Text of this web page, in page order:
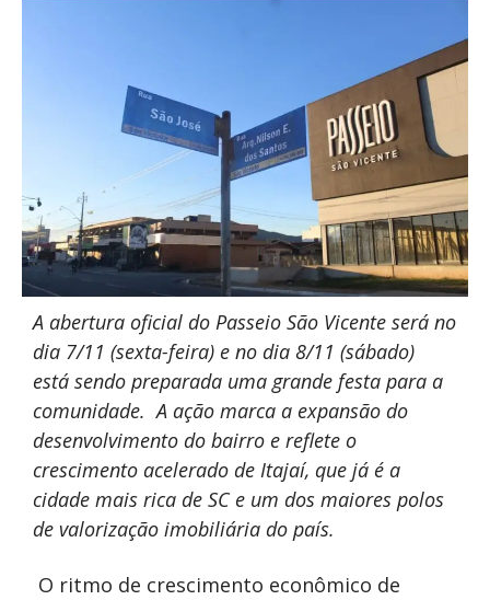
A abertura oficial do Passeio São Vicente será no
dia 7/11 (sexta-feira) e no dia 8/11 (sábado)
está sendo preparada uma grande festa para a
comunidade. A ação marca a expansão do
desenvolvimento do bairro e reflete o
crescimento acelerado de Itajaí, que já é a
cidade mais rica de SC e um dos maiores polos
de valorização imobiliária do país.
O ritmo de crescimento econômico de